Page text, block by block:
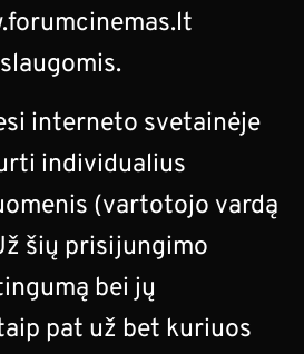
interneto svetainėje
individualius
(vartotojo vardą
šių prisijungimo
bei jų
pat už bet kuriuos